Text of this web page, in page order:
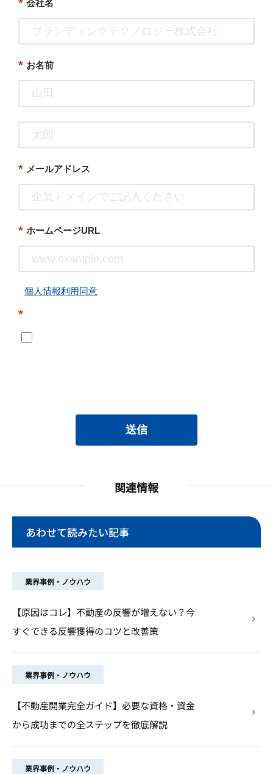
* 会社名
* お名前
* メールアドレス
* ホームページURL
個人情報利用同意
*
送信
関連情報
あわせて読みたい記事
業界事例・ノウハウ
【原因はコレ】不動産の反響が増えない？今
すぐできる反響獲得のコツと改善策
業界事例・ノウハウ
【不動産開業完全ガイド】必要な資格・資金
から成功までの全ステップを徹底解説
業界事例・ノウハウ